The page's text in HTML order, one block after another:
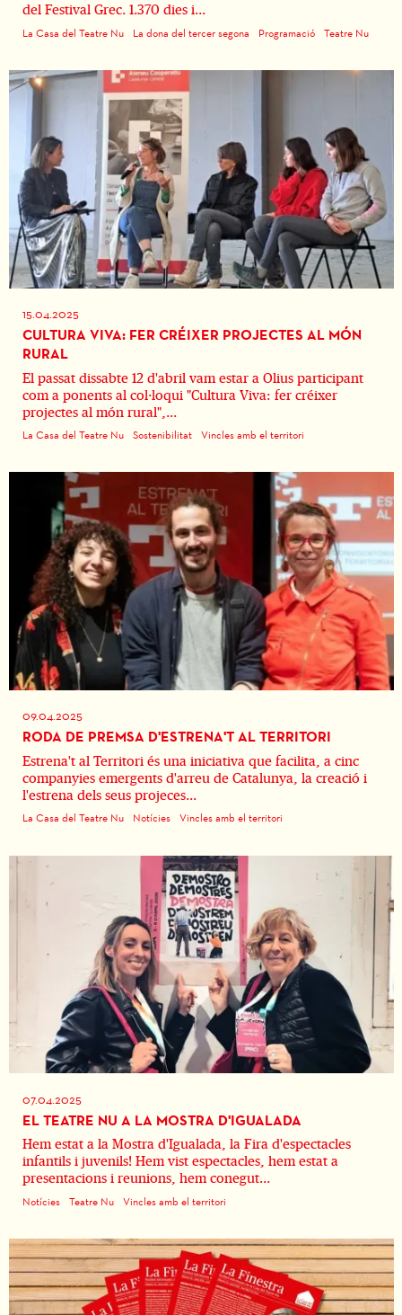
del Festival Grec. 1.370 dies i...
La Casa del Teatre Nu La dona del tercer segona Programació Teatre Nu
15.04.2025
CULTURA VIVA: FER CRÉIXER PROJECTES AL MÓN
RURAL
El passat dissabte 12 d'abril vam estar a Olius participant
com a ponents al col·loqui "Cultura Viva: fer créixer
projectes al món rural",...
La Casa del Teatre Nu Sostenibilitat Vincles amb el territori
09.04.2025
RODA DE PREMSA D'ESTRENA'T AL TERRITORI
Estrena't al Territori és una iniciativa que facilita, a cinc
companyies emergents d'arreu de Catalunya, la creació i
l'estrena dels seus projeces...
La Casa del Teatre Nu Notícies Vincles amb el territori
07.04.2025
EL TEATRE NU A LA MOSTRA D'IGUALADA
Hem estat a la Mostra d'Igualada, la Fira d'espectacles
infantils i juvenils! Hem vist espectacles, hem estat a
presentacions i reunions, hem conegut...
Notícies Teatre Nu Vincles amb el territori